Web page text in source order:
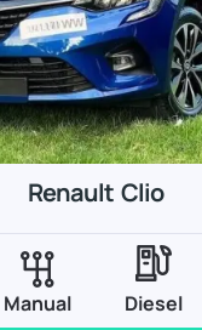
Renault Clio
Manual Diesel